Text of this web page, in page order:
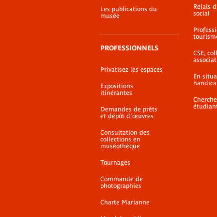
Les publications du
musée
PROFESSIONNELS
Privatisez les espaces
Expositions
itinérantes
Demandes de prêts
et dépôt d'œuvres
Consultation des
collections en
muséothèque
Tournages
Commande de
photographies
Charte Marianne
Relais
social
CSE,
En